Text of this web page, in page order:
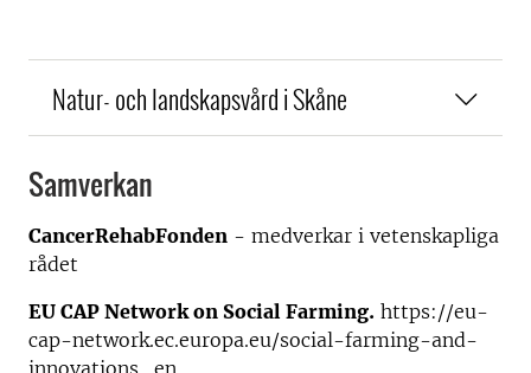
Natur- och landskapsvård i Skåne
Samverkan
CancerRehabFonden - medverkar i vetenskapliga
rådet
EU CAP Network on Social Farming. https://eu-
cap-network.ec.europa.eu/social-farming-and-
innovations_en